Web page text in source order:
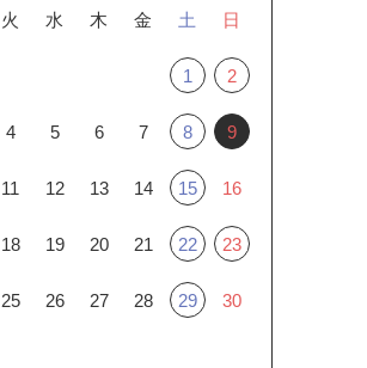
火 水 木 金 土 日
1 2
4 5 6 7 8 9
11 12 13 14 15 16
18 19 20 21 22 23
25 26 27 28 29 30